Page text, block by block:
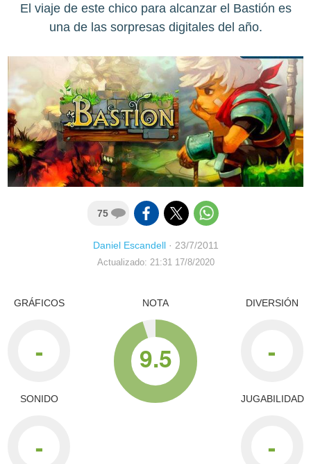
El viaje de este chico para alcanzar el Bastión es
una de las sorpresas digitales del año.
75
Daniel Escandell· 23/7/2011
Actualizado: 21:31 17/8/2020
GRÁFICOS
-
SONIDO
-
NOTA
9.5
DIVERSIÓN
-
JUGABILIDAD
-